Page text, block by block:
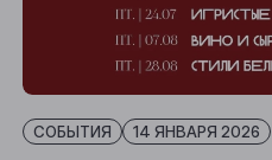
СОБЫТИЯ 14 ЯНВАРЯ 2026